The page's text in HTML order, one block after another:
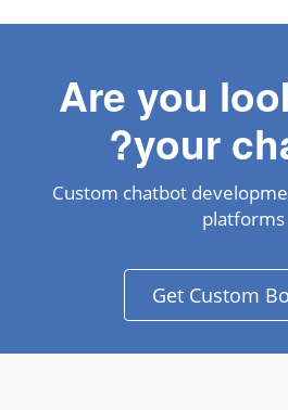
Are you
your
Custom chatbot
platforms
Get Custom